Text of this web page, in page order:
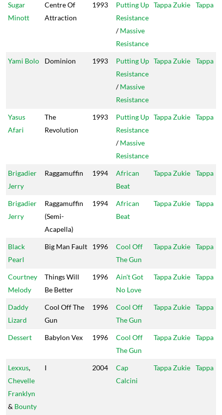
Sugar
Minott
Centre Of
Attraction
1993
Putting Up
Resistance
/Massive
Resistance
Tappa Zukie Tappa
Yami Bolo Dominion 1993
Putting Up
Resistance
/Massive
Resistance
Tappa Zukie Tappa
Yasus
Afari
The
Revolution
1993
Putting Up
Resistance
/Massive
Resistance
Tappa Zukie Tappa
Brigadier
Jerry
Raggamuffin 1994
African
Beat
Tappa Zukie Tappa
Brigadier
Jerry
Raggamuffin
(Semi-
Acapella)
1994
African
Beat
Tappa Zukie Tappa
Black
Pearl
Big Man Fault 1996
Cool Off
The Gun
Tappa Zukie Tappa
Courtney
Melody
Things Will
Be Better
1996
Ain't Got
No Love
Tappa Zukie Tappa
Daddy
Lizard
Cool Off The
Gun
1996
Cool Off
The Gun
Tappa Zukie Tappa
Dessert Babylon Vex 1996
Cool Off
The Gun
Tappa Zukie Tappa
Lexxus,
Chevelle
Franklyn
& Bounty
I 2004
Cap
Calcini
Tappa Zukie Tappa